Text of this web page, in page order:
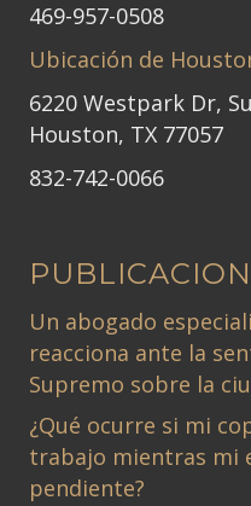
469-957-0508
Ubicación de
6220 Westpark Dr,
Houston, TX 77057
832-742-0066
Un abogado
reacciona ante la
Supremo sobre la
¿Qué ocurre si mi
trabajo mientras mi
pendiente?